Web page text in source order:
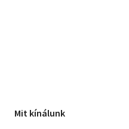
Mit kínálunk